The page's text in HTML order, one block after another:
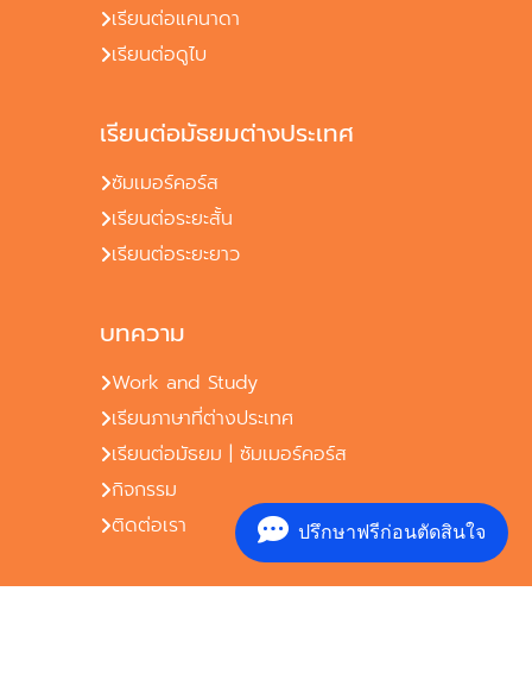
เรียนต่อแคนาดา
เรียนต่อดูไบ
เรียนต่อมัธยมต่างประเทศ
ซัมเมอร์คอร์ส
เรียนต่อระยะสั้น
เรียนต่อระยะยาว
บทความ
Work and Study
เรียนภาษาที่ต่างประเทศ
เรียนต่อมัธยม | ซัมเมอร์คอร์ส
กิจกรรม
ติดต่อเรา
ปรึกษาฟรีก่อนตัดสินใจ